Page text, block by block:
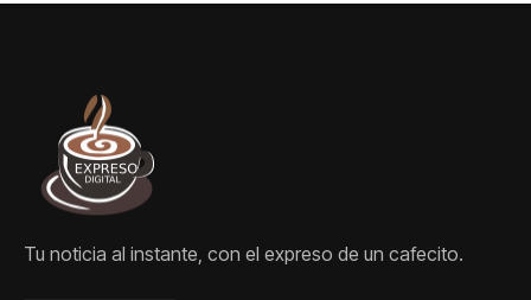
Tu noticia al instante, con el expreso de un cafecito.